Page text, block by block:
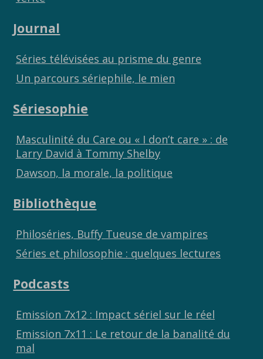
Journal
Séries télévisées au prisme du genre
Un parcours sériephile, le mien
Sériesophie
Masculinité du Care ou « I don’t care » : de
Larry David à Tommy Shelby
Dawson, la morale, la politique
Bibliothèque
Philoséries, Buffy Tueuse de vampires
Séries et philosophie : quelques lectures
Podcasts
Emission 7x12 : Impact sériel sur le réel
Emission 7x11 : Le retour de la banalité du
mal